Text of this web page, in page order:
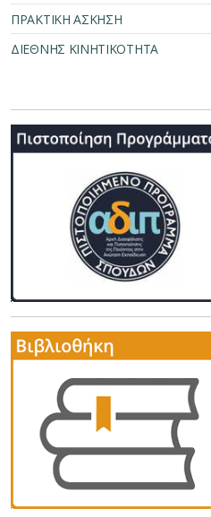
ΠΡΑΚΤΙΚΗ ΑΣΚΗΣΗ
ΔΙΕΘΝΗΣ ΚΙΝΗΤΙΚΟΤΗΤΑ